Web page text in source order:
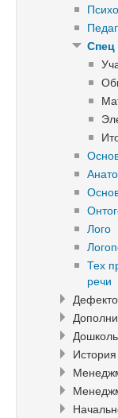
Спец
Лого
Тех
речи
История